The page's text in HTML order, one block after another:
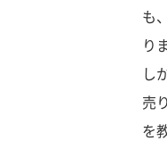
も
り
し
売
を